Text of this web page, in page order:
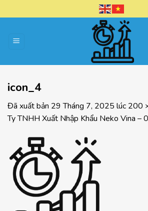
đến
dung
icon_4
Đã xuất bản 29 Tháng 7, 2025 lúc 200
Ty TNHH Xuất Nhập Khẩu Neko Vina